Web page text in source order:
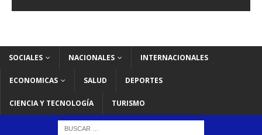
SOCIALES NACIONALES INTERNACIONALES
ECONOMICAS SALUD DEPORTES
CIENCIA Y TECNOLOGÍA TURISMO